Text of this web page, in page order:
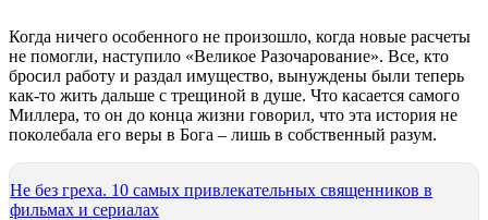
Когда ничего особенного не произошло, когда новые расчеты
не помогли, наступило «Великое Разочарование». Все, кто
бросил работу и раздал имущество, вынуждены были теперь
как-то жить дальше с трещиной в душе. Что касается самого
Миллера, то он до конца жизни говорил, что эта история не
поколебала его веры в Бога – лишь в собственный разум.
Не без греха. 10 самых привлекательных священников в
фильмах и сериалах